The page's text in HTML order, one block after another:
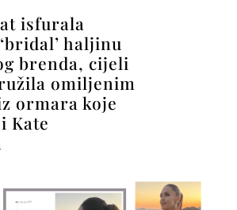
isfurala
haljinu
brenda, cijeli
omiljenim
ormara koje
Kate